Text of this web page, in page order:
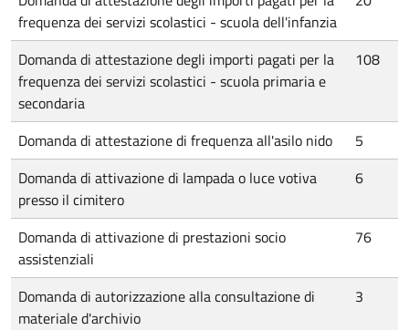
frequenza dei servizi scolastici - scuola dell'infanzia
Domanda di attestazione degli importi pagati per la
frequenza dei servizi scolastici - scuola primaria e
secondaria
108
Domanda di attestazione di frequenza all'asilo nido
5
Domanda di attivazione di lampada o luce votiva
presso il cimitero
6
Domanda di attivazione di prestazioni socio
assistenziali
76
Domanda di autorizzazione alla consultazione di
materiale d'archivio
3